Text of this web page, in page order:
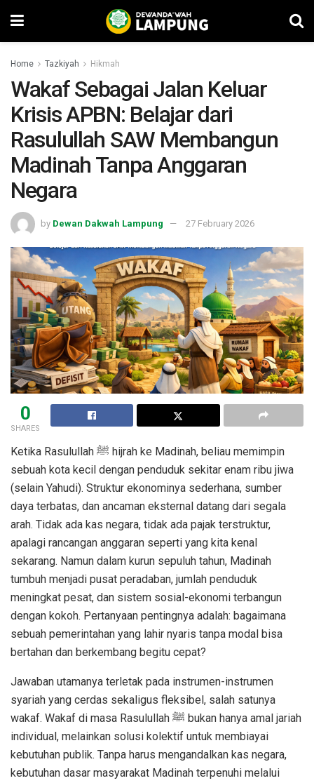
Home Tazkiyah Hikmah
Wakaf Sebagai Jalan Keluar
Krisis APBN: Belajar dari
Rasulullah SAW Membangun
Madinah Tanpa Anggaran
Negara
by Dewan Dakwah Lampung 27 February 2026
0
SHARES
Ketika Rasulullah ﷺ hijrah ke Madinah, beliau memimpin
sebuah kota kecil dengan penduduk sekitar enam ribu jiwa
(selain Yahudi). Struktur ekonominya sederhana, sumber
daya terbatas, dan ancaman eksternal datang dari segala
arah. Tidak ada kas negara, tidak ada pajak terstruktur,
apalagi rancangan anggaran seperti yang kita kenal
sekarang. Namun dalam kurun sepuluh tahun, Madinah
tumbuh menjadi pusat peradaban, jumlah penduduk
meningkat pesat, dan sistem sosial-ekonomi terbangun
dengan kokoh. Pertanyaan pentingnya adalah: bagaimana
sebuah pemerintahan yang lahir nyaris tanpa modal bisa
bertahan dan berkembang begitu cepat?
Jawaban utamanya terletak pada instrumen-instrumen
syariah yang cerdas sekaligus fleksibel, salah satunya
wakaf. Wakaf di masa Rasulullah ﷺ bukan hanya amal jariah
individual, melainkan solusi kolektif untuk membiayai
kebutuhan publik. Tanpa harus mengandalkan kas negara,
kebutuhan dasar masyarakat Madinah terpenuhi melalui